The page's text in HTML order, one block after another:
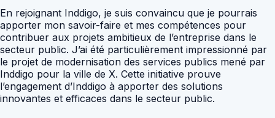
En rejoignant Inddigo, je suis convaincu que je pourrais
apporter mon savoir-faire et mes compétences pour
contribuer aux projets ambitieux de l’entreprise dans le
secteur public. J’ai été particulièrement impressionné par
le projet de modernisation des services publics mené par
Inddigo pour la ville de X. Cette initiative prouve
l’engagement d’Inddigo à apporter des solutions
innovantes et efficaces dans le secteur public.